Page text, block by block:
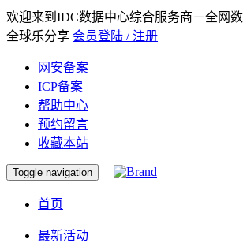
欢迎来到IDC数据中心综合服务商－全网
全球乐分享 会员登陆 / 注册
网安备案
ICP备案
帮助中心
预约留言
收藏本站
Toggle navigation
首页
最新活动